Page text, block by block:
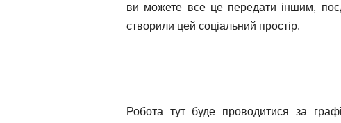
ви можете все це передати іншим,
створили цей соціальний простір.
Робота тут буде проводитися за